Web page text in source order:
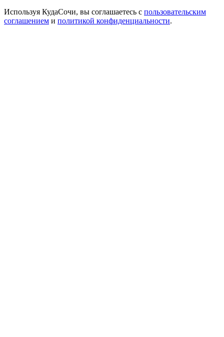
Используя КудаСочи, вы соглашаетесь с пользовательским
соглашением и политикой конфиденциальности.